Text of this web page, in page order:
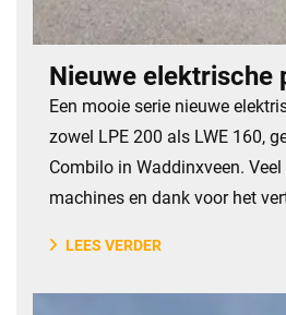
Nieuwe elektrische
Een mooie serie nieuwe
zowel LPE 200 als LWE 160,
Combilo in Waddinxveen.
machines en dank voor het
LEES VERDER